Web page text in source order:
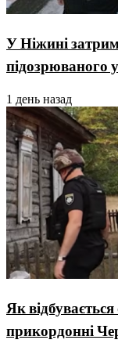
У Ніжині
підозрюваного
1 день назад
Як
прикордонні